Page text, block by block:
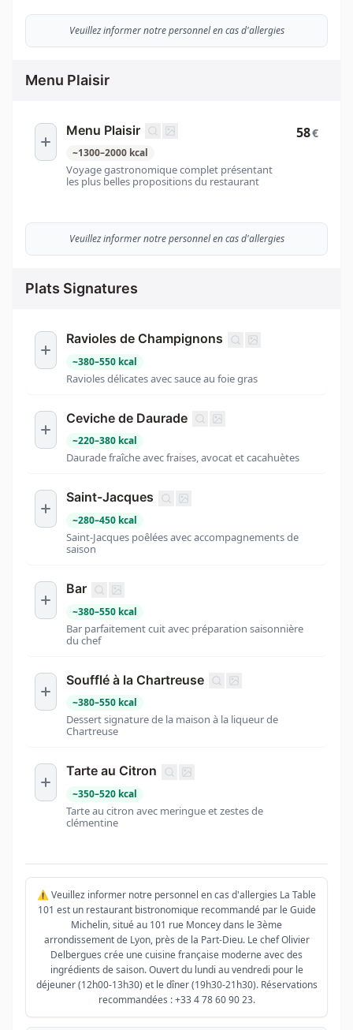
Veuillez informer notre personnel en cas d'allergies
Menu Plaisir
Menu Plaisir
~1300–2000 kcal
Voyage gastronomique complet présentant
les plus belles propositions du restaurant
58€
Veuillez informer notre personnel en cas d'allergies
Plats Signatures
Ravioles de Champignons
~380–550 kcal
Ravioles délicates avec sauce au foie gras
Ceviche de Daurade
~220–380 kcal
Daurade fraîche avec fraises, avocat et cacahuètes
Saint-Jacques
~280–450 kcal
Saint-Jacques poêlées avec accompagnements de
saison
Bar
~380–550 kcal
Bar parfaitement cuit avec préparation saisonnière
du chef
Soufflé à la Chartreuse
~380–550 kcal
Dessert signature de la maison à la liqueur de
Chartreuse
Tarte au Citron
~350–520 kcal
Tarte au citron avec meringue et zestes de
clémentine
⚠️ Veuillez informer notre personnel en cas d'allergies La Table
101 est un restaurant bistronomique recommandé par le Guide
Michelin, situé au 101 rue Moncey dans le 3ème
arrondissement de Lyon, près de la Part-Dieu. Le chef Olivier
Delbergues crée une cuisine française moderne avec des
ingrédients de saison. Ouvert du lundi au vendredi pour le
déjeuner (12h00-13h30) et le dîner (19h30-21h30). Réservations
recommandées : +33 4 78 60 90 23.